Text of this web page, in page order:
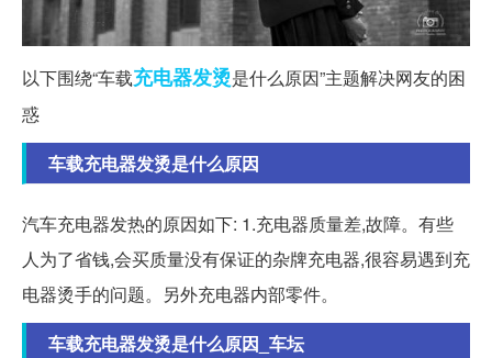
以下围绕“车载充电器发烫是什么原因”主题解决网友的困
惑
车载充电器发烫是什么原因
汽车充电器发热的原因如下: 1.充电器质量差,故障。有些
人为了省钱,会买质量没有保证的杂牌充电器,很容易遇到充
电器烫手的问题。另外充电器内部零件。
车载充电器发烫是什么原因_车坛